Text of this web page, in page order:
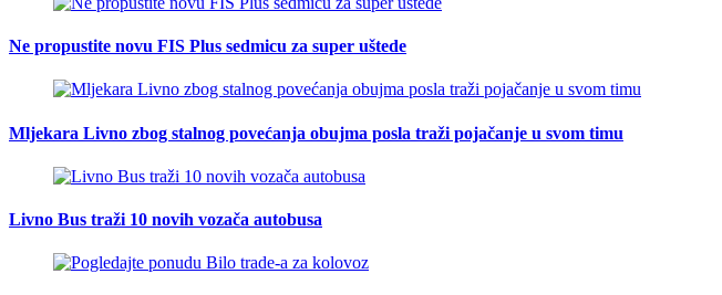
Ne propustite novu FIS Plus sedmicu za super uštede
Mljekara Livno zbog stalnog povećanja obujma posla traži pojačanje u svom timu
Livno Bus traži 10 novih vozača autobusa